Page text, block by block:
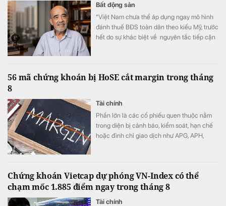
Bất động sản
“Việt Nam chưa thể áp dụng ngay mô hình
đánh thuế BĐS toàn dân theo kiểu Mỹ, trước
hết do sự khác biệt về nguyên tắc tiếp cận
56 mã chứng khoán bị HoSE cắt margin trong tháng
8
Tài chính
Phần lớn là các cổ phiếu quen thuộc nằm
trong diện bị cảnh báo, kiểm soát, hạn chế
hoặc đình chỉ giao dịch như APG, APH,
Chứng khoán Vietcap dự phóng VN-Index có thể
chạm mốc 1.885 điểm ngay trong tháng 8
Tài chính